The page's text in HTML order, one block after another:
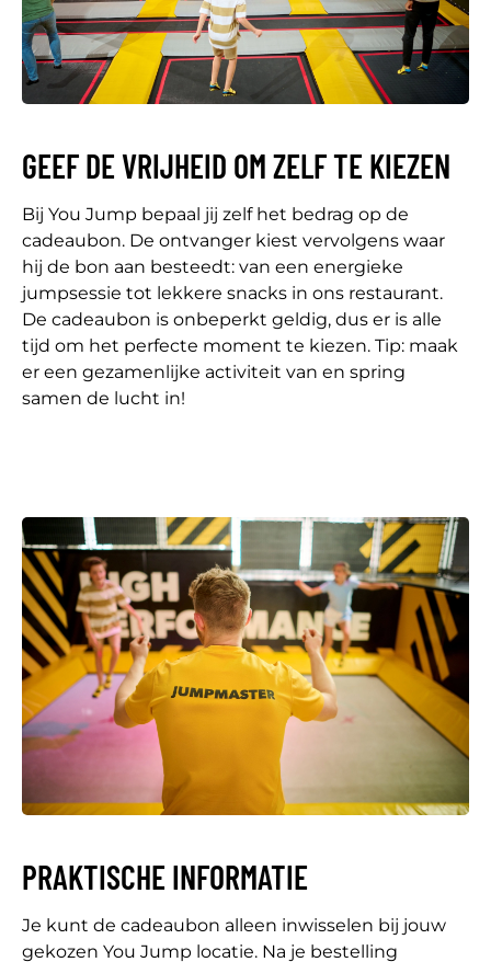
GEEF DE VRIJHEID OM ZELF TE KIEZEN
Bij You Jump bepaal jij zelf het bedrag op de
cadeaubon. De ontvanger kiest vervolgens waar
hij de bon aan besteedt: van een energieke
jumpsessie tot lekkere snacks in ons restaurant.
De cadeaubon is onbeperkt geldig, dus er is alle
tijd om het perfecte moment te kiezen. Tip: maak
er een gezamenlijke activiteit van en spring
samen de lucht in!
PRAKTISCHE INFORMATIE
Je kunt de cadeaubon alleen inwisselen bij jouw
gekozen You Jump locatie. Na je bestelling